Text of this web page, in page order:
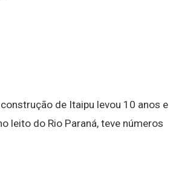
de Itaipu levou 10 anos e
leito do Rio Paraná, teve números